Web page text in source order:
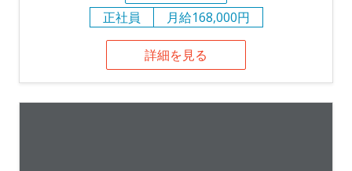
正社員
月給168,000円
詳細を見る